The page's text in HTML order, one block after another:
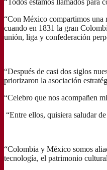
“Con México compartimos una
cuando en 1831 la gran
unión, liga y confederación
“Después de casi dos siglos
priorizaron la asociación
“Celebro que nos acompañen
“Entre ellos, quisiera saludar
“Colombia y México somos
tecnología, el patrimonio